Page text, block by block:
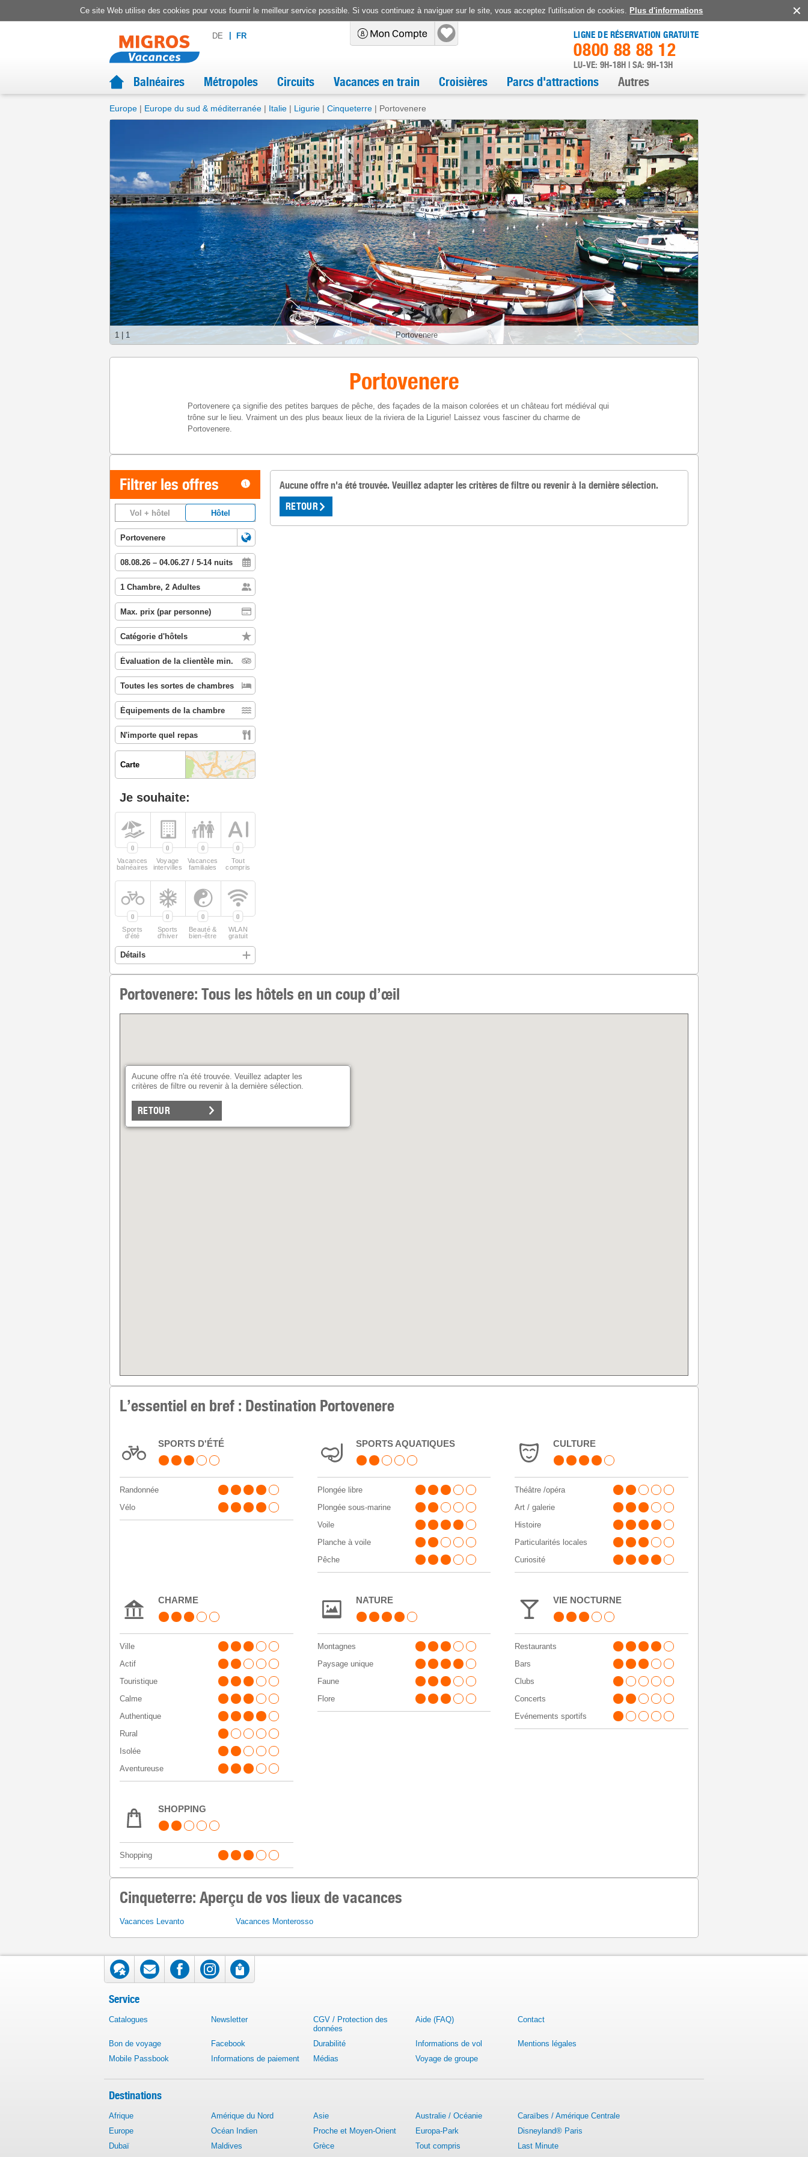
Ce site Web utilise des cookies pour vous fournir le meilleur service possible. Si vous continuez à naviguer sur le site, vous acceptez l'utilisation de cookies. Plus d'informations
DE FR LIGNE DE RÉSERVATION GRATUITE
0800 88 88 12
LU-VE: 9H-18H | SA: 9H-13H
Balnéaires Métropoles Circuits Vacances en train Croisières Parcs d'attractions Autres
Europe Europe du sud & méditerranée Italie Ligurie Cinqueterre Portovenere
Portovenere
1 1
Portovenere
Portovenere ça signifie des petites barques de pêche, des façades de la maison colorées et un château fort médiéval qui
trône sur le lieu. Vraiment un des plus beaux lieux de la riviera de la Ligurie! Laissez vous fasciner du charme de
Portovenere.
Filtrer les offres
Vol + hôtel Hôtel
Carte
Je souhaite:
0
Vacances
balnéaires
0
Voyage
intervilles
0
Vacances
familiales
0
Tout
compris
0
Sports
d'été
0
Sports
d'hiver
0
Beauté &
bien-être
0
WLAN
gratuit
Aucune offre n'a été trouvée. Veuillez adapter les critères de filtre ou revenir à la dernière sélection.
RETOUR
Portovenere: Tous les hôtels en un coup d’œil
Aucune offre n'a été trouvée. Veuillez adapter les
critères de filtre ou revenir à la dernière sélection.
RETOUR
L’essentiel en bref : Destination Portovenere
SPORTS D'ÉTÉ
Randonnée
Vélo
SPORTS AQUATIQUES
Plongée libre
Plongée sous-marine
Voile
Planche à voile
Pêche
CULTURE
Théâtre /opéra
Art / galerie
Histoire
Particularités locales
Curiosité
CHARME
Ville
Actif
Touristique
Calme
Authentique
Rural
Isolée
Aventureuse
NATURE
Montagnes
Paysage unique
Faune
Flore
VIE NOCTURNE
Restaurants
Bars
Clubs
Concerts
Evénements sportifs
SHOPPING
Shopping
Cinqueterre: Aperçu de vos lieux de vacances
Vacances Levanto Vacances Monterosso
Service
Catalogues Newsletter
CGV / Protection des
données
Aide (FAQ) Contact
Bon de voyage Facebook Durabilité Informations de vol
Mentions légales
Mobile Passbook
Informations de paiement Médias Voyage de groupe
Destinations
Afrique Amérique du Nord Asie Australie / Océanie
Caraïbes / Amérique Centrale
Europe
Océan Indien Proche et Moyen-Orient Europa-Park
Disneyland® Paris
Dubaï
Maldives Grèce Tout compris Last Minute